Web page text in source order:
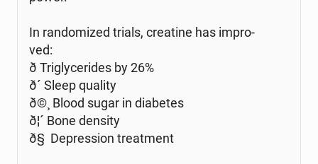
In ran­do­mi­zed trials, cre­ati­ne has im­pro­
ved:
ð Tri­gly­ce­ri­des by 26%
ð´ Sleep quality
ð©¸ Blood sugar in dia­be­tes
ð¦´ Bone density
ð§ De­pres­sion tre­at­ment